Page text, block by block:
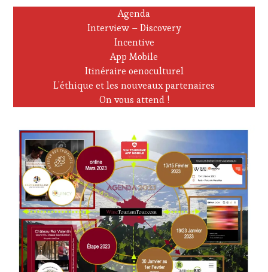
Agenda
Interview – Discovery
Incentive
App Mobile
Itinéraire oenoculturel
L’éthique et les nouveaux partenaires
On vous attend !